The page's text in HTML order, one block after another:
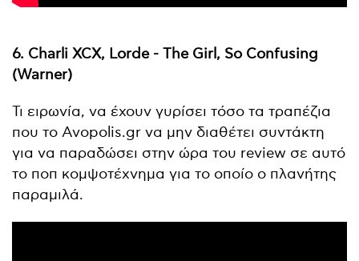
6. Charli XCX, Lorde - The Girl, So Confusing
(Warner)
Τι ειρωνία, να έχουν γυρίσει τόσο τα τραπέζια
που το Avopolis.gr να μην διαθέτει συντάκτη
για να παραδώσει στην ώρα του review σε αυτό
το ποπ κομψοτέχνημα για το οποίο ο πλανήτης
παραμιλά.